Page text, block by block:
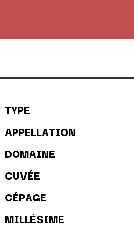
TYPE
APPELLATION
DOMAINE
CUVÉE
CÉPAGE
MILLÉSIME